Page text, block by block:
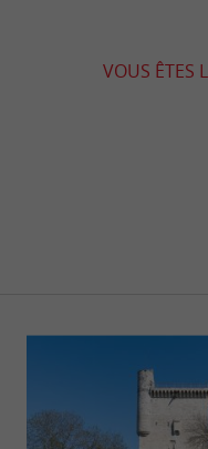
VOUS ÊTES